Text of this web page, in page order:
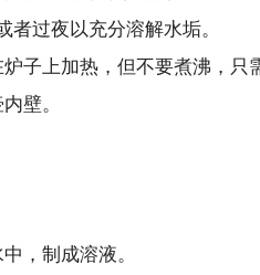
过夜以充分溶解水垢。
子上加热，但不要煮沸，只
壁。
，制成溶液。